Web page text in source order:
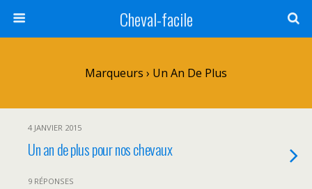
Cheval-facile
Marqueurs › Un An De Plus
4 JANVIER 2015
Un an de plus pour nos chevaux
9 RÉPONSES